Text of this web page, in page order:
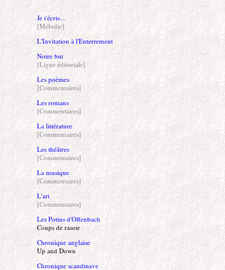
Je t'écris…
[Mélodie]
L'Invitation à l'Enterrement
Notre but
[Ligne éditoriale]
Les poèmes
[Commentaires]
Les romans
[Commentaires]
La littérature
[Commentaires]
Les théâtres
[Commentaires]
La musique
[Commentaires]
L'art
[Commentaires]
Les Potins d'Offenbach
Coups de rasoir
Chronique anglaise
Up and Down
Chronique scandinave